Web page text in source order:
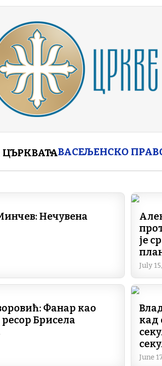
ВАСЕЉЕНСКО
Нечувена
је
July
Фанар као
Брисела
кад
June